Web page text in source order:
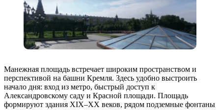
Манежная площадь встречает широким пространством и
перспективой на башни Кремля. Здесь удобно выстроить
начало дня: вход из метро, быстрый доступ к
Александровскому саду и Красной площади. Площадь
формируют здания XIX–XX веков, рядом подземные фонтаны